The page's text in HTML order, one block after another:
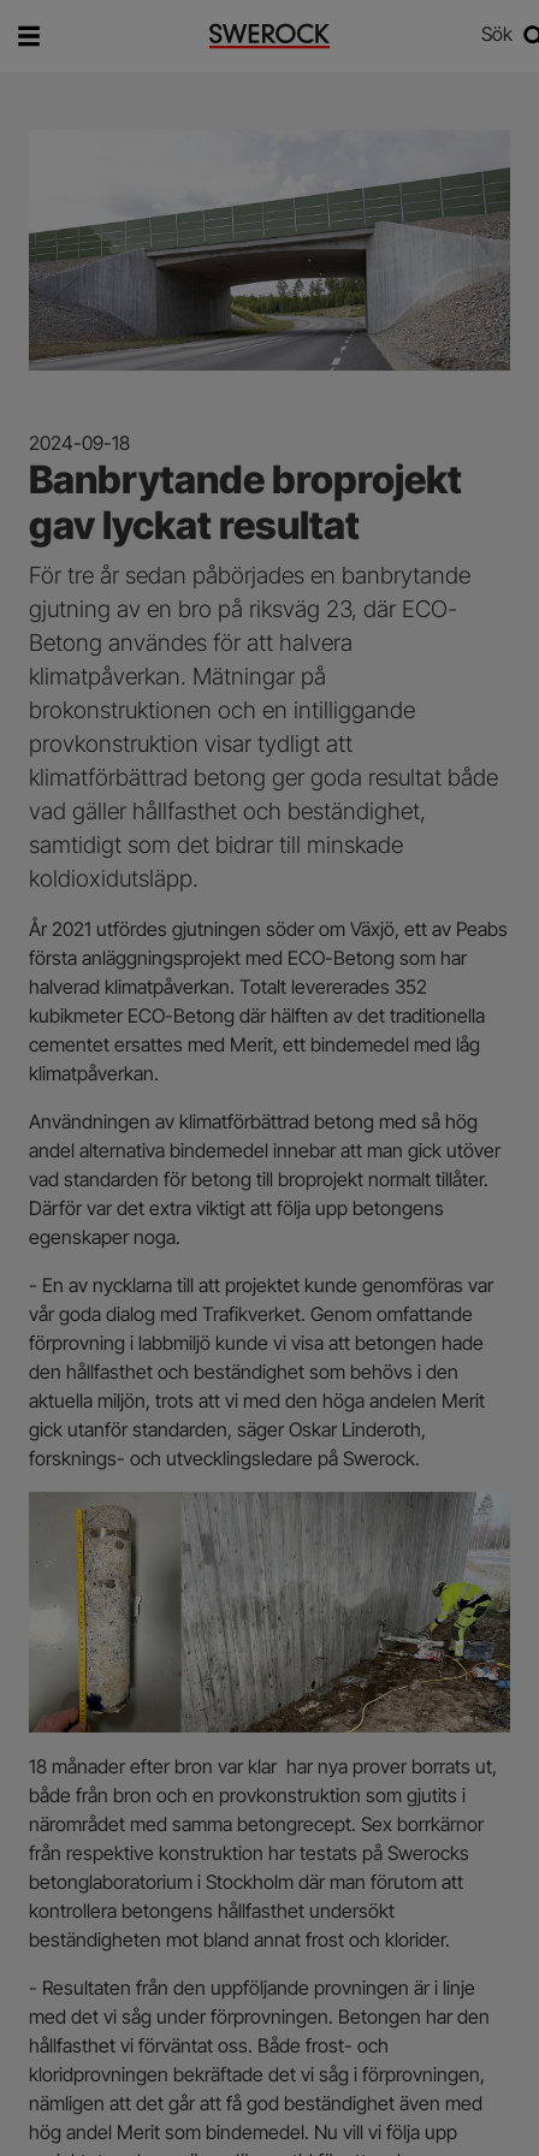
Sök
2024-09-18
Banbrytande broprojekt
gav lyckat resultat
För tre år sedan påbörjades en banbrytande
gjutning av en bro på riksväg 23, där ECO-
Betong användes för att halvera
klimatpåverkan. Mätningar på
brokonstruktionen och en intilliggande
provkonstruktion visar tydligt att
klimatförbättrad betong ger goda resultat både
vad gäller hållfasthet och beständighet,
samtidigt som det bidrar till minskade
koldioxidutsläpp.
År 2021 utfördes gjutningen söder om Växjö, ett av Peabs
första anläggningsprojekt med ECO-Betong som har
halverad klimatpåverkan. Totalt levererades 352
kubikmeter ECO-Betong där hälften av det traditionella
cementet ersattes med Merit, ett bindemedel med låg
klimatpåverkan.
Användningen av klimatförbättrad betong med så hög
andel alternativa bindemedel innebar att man gick utöver
vad standarden för betong till broprojekt normalt tillåter.
Därför var det extra viktigt att följa upp betongens
egenskaper noga.
- En av nycklarna till att projektet kunde genomföras var
vår goda dialog med Trafikverket. Genom omfattande
förprovning i labbmiljö kunde vi visa att betongen hade
den hållfasthet och beständighet som behövs i den
aktuella miljön, trots att vi med den höga andelen Merit
gick utanför standarden, säger Oskar Linderoth,
forsknings- och utvecklingsledare på Swerock.
18 månader efter bron var klar har nya prover borrats ut,
både från bron och en provkonstruktion som gjutits i
närområdet med samma betongrecept. Sex borrkärnor
från respektive konstruktion har testats på Swerocks
betonglaboratorium i Stockholm där man förutom att
kontrollera betongens hållfasthet undersökt
beständigheten mot bland annat frost och klorider.
- Resultaten från den uppföljande provningen är i linje
med det vi såg under förprovningen. Betongen har den
hållfasthet vi förväntat oss. Både frost- och
kloridprovningen bekräftade det vi såg i förprovningen,
nämligen att det går att få god beständighet även med
hög andel Merit som bindemedel. Nu vill vi följa upp